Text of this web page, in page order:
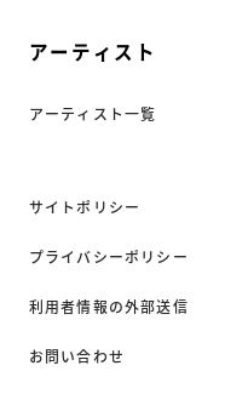
アーティスト
アーティスト一覧
サイトポリシー
プライバシーポリシー
利用者情報の外部送信
お問い合わせ